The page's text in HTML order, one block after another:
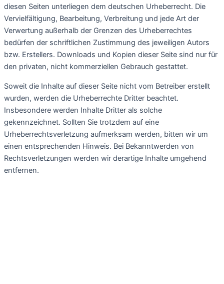
diesen Seiten unterliegen dem deutschen Urheberrecht. Die
Vervielfältigung, Bearbeitung, Verbreitung und jede Art der
Verwertung außerhalb der Grenzen des Urheberrechtes
bedürfen der schriftlichen Zustimmung des jeweiligen Autors
bzw. Erstellers. Downloads und Kopien dieser Seite sind nur für
den privaten, nicht kommerziellen Gebrauch gestattet.
Soweit die Inhalte auf dieser Seite nicht vom Betreiber erstellt
wurden, werden die Urheberrechte Dritter beachtet.
Insbesondere werden Inhalte Dritter als solche
gekennzeichnet. Sollten Sie trotzdem auf eine
Urheberrechtsverletzung aufmerksam werden, bitten wir um
einen entsprechenden Hinweis. Bei Bekanntwerden von
Rechtsverletzungen werden wir derartige Inhalte umgehend
entfernen.